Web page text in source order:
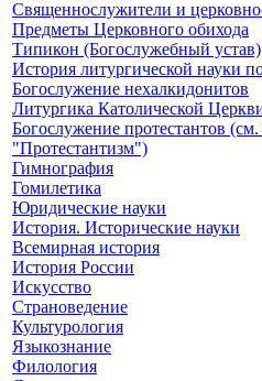
Священнослужители и
Предметы Церковного обихода
Типикон (Богослужебный устав)
История литургической науки
Богослужение нехалкидонитов
Литургика Католической
Богослужение протестантов
"Протестантизм")
Гимнография
Гомилетика
Юридические науки
История. Исторические науки
Всемирная история
История России
Искусство
Страноведение
Культурология
Языкознание
Филология